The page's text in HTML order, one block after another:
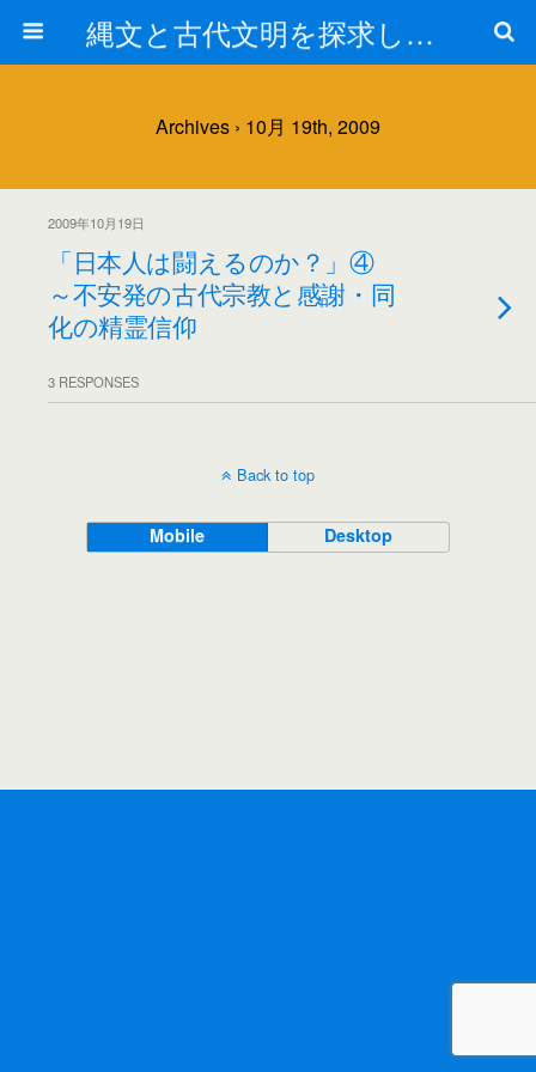
縄文と古代文明を探求しよう！
Archives › 10月 19th, 2009
2009年10月19日
「日本人は闘えるのか？」④
～不安発の古代宗教と感謝・同
化の精霊信仰
3 RESPONSES
Back to top
Mobile Desktop